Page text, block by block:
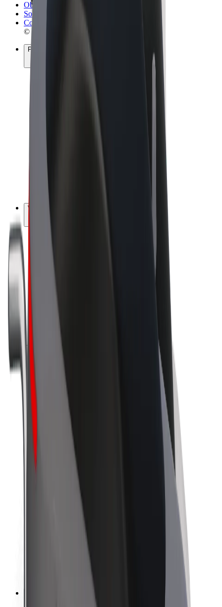
Obchodní podmínky
Soukromí
Cookies
© 2026 Bolt Technology OÜ
Produkty
E-kola
Bolt Plus
Vydělávejte s Boltem
Výdělky řidiče
Franšízy
Kariéra
O společnosti Bolt
Udržitelnost podle Boltu
Tiskové centrum
Pokyny ke značce
Naše poslání
Vztahy s investory